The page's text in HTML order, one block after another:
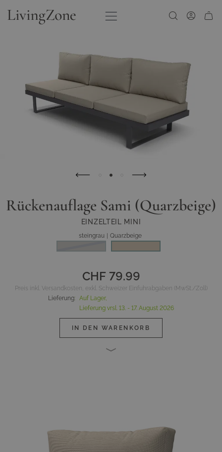
Rückenauflage Sami (Quarzbeige)
EINZELTEIL MINI
steingrau Quarzbeige
CHF 79.99
Preis inkl. Versandkosten, exkl. Schweizer Einfuhrabgaben (MwSt./Zoll)
Lieferung: Auf Lager,
Lieferung vrsl. 13. - 17. August 2026
IN DEN WARENKORB